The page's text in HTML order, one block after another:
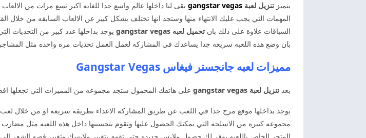
يتميز تنزيل لعبة gangstar vegas بقى لنا داخلها عالم واسع جدا للغايه اكبر تسع مرات من
المهمات التي يجب عليك الانتهاء منها وستجد انها تختلف بشكل كبير عن الالعاب السابقه من خلال
السباقات علاوة على ذلك بان تحميل لعبه gangstar vegas
يوجد بداخلها عدد كبير من التحديات
بان وضع هذه اللعبه سريعه جدا يساعدك في المشاركه لعمل العمل تحديات مره واحده مثل
مميزات لعبه جانجستر فيغاس Gangstar Vegas
بعد تنزيل لعبة gangstar vegas على هاتفك المحمول ستجد مجموعه من المميزات التي تجعلها
يوجد بداخلها موقع مرح جدا في اللعب عن طريق المشاركه الاعداء بطريقه سريعه او من خلال
مجموعه كبيره من الاسلحه التي يمكنك الحصول عليها وتقوم بتحسينها داخل هذه اللعبه مثل مضارب